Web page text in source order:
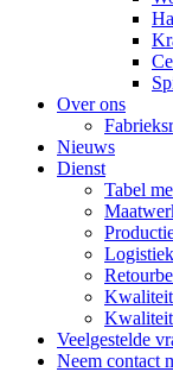
Over ons
Nieuws
Dienst
Tabel
Veelgestelde
Neem contact